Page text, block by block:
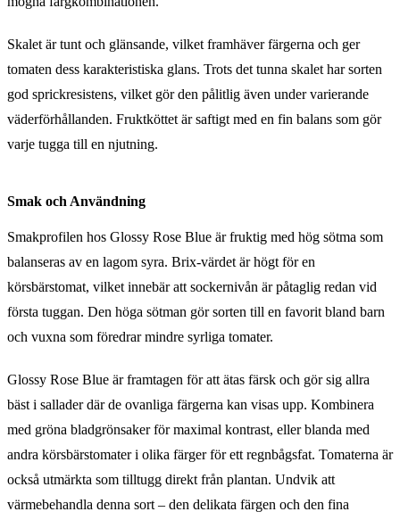
Skalet är tunt och glänsande, vilket framhäver färgerna och ger
tomaten dess karakteristiska glans. Trots det tunna skalet har sorten
god sprickresistens, vilket gör den pålitlig även under varierande
väderförhållanden. Fruktköttet är saftigt med en fin balans som gör
varje tugga till en njutning.
Smak och Användning
Smakprofilen hos Glossy Rose Blue är fruktig med hög sötma som
balanseras av en lagom syra. Brix-värdet är högt för en
körsbärstomat, vilket innebär att sockernivån är påtaglig redan vid
första tuggan. Den höga sötman gör sorten till en favorit bland barn
och vuxna som föredrar mindre syrliga tomater.
Glossy Rose Blue är framtagen för att ätas färsk och gör sig allra
bäst i sallader där de ovanliga färgerna kan visas upp. Kombinera
med gröna bladgrönsaker för maximal kontrast, eller blanda med
andra körsbärstomater i olika färger för ett regnbågsfat. Tomaterna är
också utmärkta som tilltugg direkt från plantan. Undvik att
värmebehandla denna sort – den delikata färgen och den fina